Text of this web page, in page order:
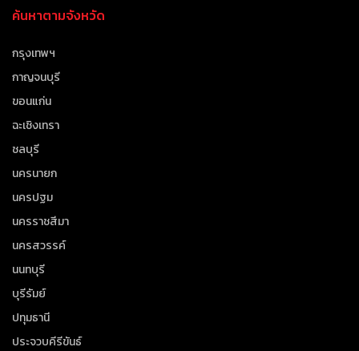
ค้นหาตามจังหวัด
กรุงเทพฯ
กาญจนบุรี
ขอนแก่น
ฉะเชิงเทรา
ชลบุรี
นครนายก
นครปฐม
นครราชสีมา
นครสวรรค์
นนทบุรี
บุรีรัมย์
ปทุมธานี
ประจวบคีรีขันธ์